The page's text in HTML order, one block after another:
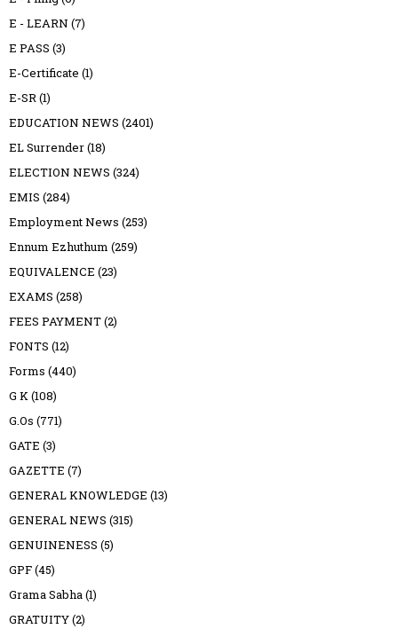
E - LEARN (7)
E PASS (3)
E-Certificate (1)
E-SR(1)
EDUCATION NEWS (2401)
EL Surrender(18)
ELECTION NEWS (324)
EMIS (284)
Employment News (253)
Ennum Ezhuthum (259)
EQUIVALENCE (23)
EXAMS (258)
FEES PAYMENT(2)
FONTS (12)
Forms (440)
G K(108)
G.Os (771)
GATE (3)
GAZETTE (7)
GENERAL KNOWLEDGE (13)
GENERAL NEWS (315)
GENUINENESS (5)
GPF(45)
Grama Sabha(1)
GRATUITY(2)